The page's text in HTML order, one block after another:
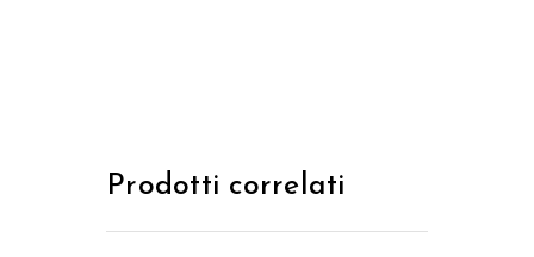
Prodotti correlati